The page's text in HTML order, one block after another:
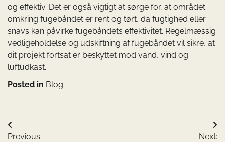
og effektiv. Det er også vigtigt at sørge for, at området
omkring fugebåndet er rent og tørt, da fugtighed eller
snavs kan påvirke fugebåndets effektivitet. Regelmæssig
vedligeholdelse og udskiftning af fugebåndet vil sikre, at
dit projekt fortsat er beskyttet mod vand, vind og
luftudkast.
Posted in Blog
Indlægsnavigation
Previous:
Next: